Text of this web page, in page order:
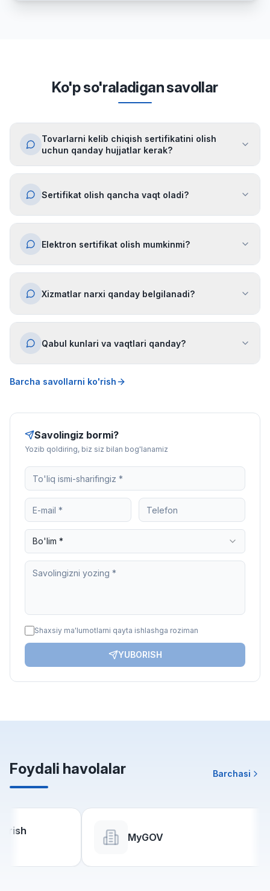
Ko'p so'raladigan savollar
Tovarlarni kelib chiqish sertifikatini olish
uchun qanday hujjatlar kerak?
Sertifikat olish qancha vaqt oladi?
Elektron sertifikat olish mumkinmi?
Xizmatlar narxi qanday belgilanadi?
Qabul kunlari va vaqtlari qanday?
Barcha savollarni ko'rish
Savolingiz bormi?
Yozib qoldiring, biz siz bilan bog'lanamiz
Bo'lim *
Shaxsiy ma'lumotlarni qayta ishlashga roziman
YUBORISH
Foydali havolalar Barchasi
MyGOV